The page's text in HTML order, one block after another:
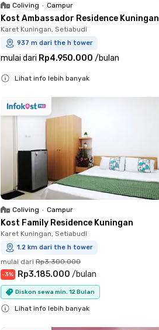
Coliving • Campur
Kost Ambassador Residence Kuningan
Karet Kuningan, Setiabudi
937 m dari the h tower
mulai dari Rp4.950.000 /bulan
Lihat info lebih banyak
Coliving • Campur
Kost Family Residence Kuningan
Karet Kuningan, Setiabudi
1.2 km dari the h tower
mulai dari Rp3.300.000
-3% Rp3.185.000 /bulan
Diskon sewa min. 12 Bulan
Lihat info lebih banyak